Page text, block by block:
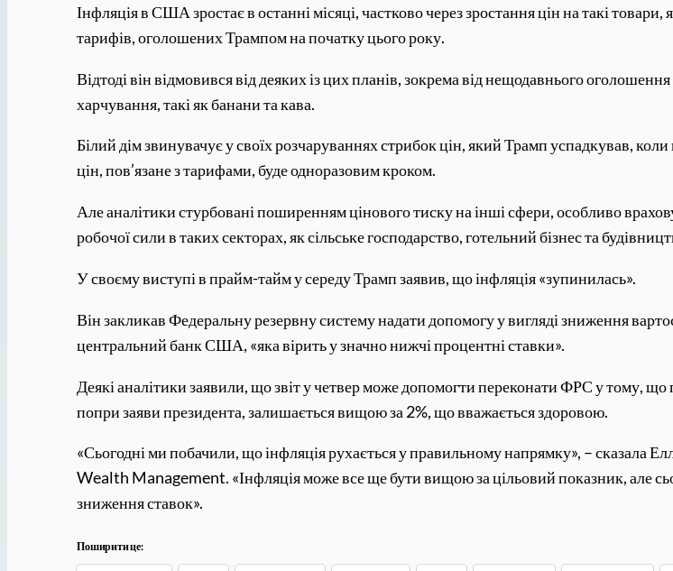
Інфляція в США зростає в останні місяці, частково через зростання цін на такі
тарифів, оголошених Трампом на початку цього року.
Відтоді він відмовився від деяких із цих планів, зокрема від нещодавнього
харчування, такі як банани та кава.
Білий дім звинувачує у своїх розчаруваннях стрибок цін, який Трамп успадкував,
цін, пов’язане з тарифами, буде одноразовим кроком.
Але аналітики стурбовані поширенням цінового тиску на інші сфери, особливо
робочої сили в таких секторах, як сільське господарство, готельний бізнес та
У своєму виступі в прайм-тайм у середу Трамп заявив, що інфляція «зупинилась».
Він закликав Федеральну резервну систему надати допомогу у вигляді зниження
центральний банк США, «яка вірить у значно нижчі процентні ставки».
Деякі аналітики заявили, що звіт у четвер може допомогти переконати ФРС у тому,
попри заяви президента, залишається вищою за 2%, що вважається здоровою.
«Сьогодні ми побачили, що інфляція рухається у правильному напрямку», – сказала
Wealth Management. «Інфляція може все ще бути вищою за цільовий показник, але
зниження ставок».
Поширити це: